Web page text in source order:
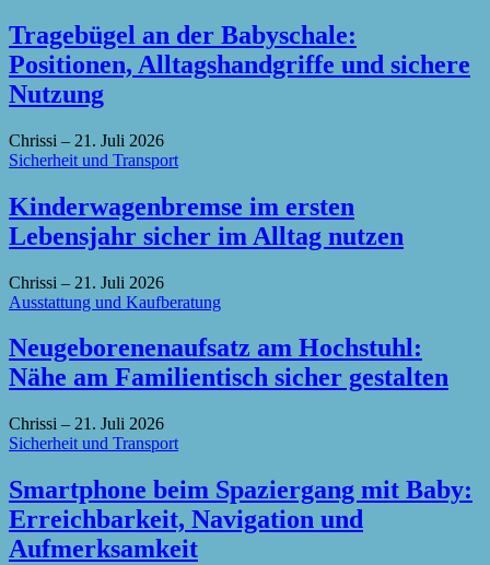
Tragebügel an der Babyschale:
Positionen, Alltagshandgriffe und sichere
Nutzung
Chrissi – 21. Juli 2026
Sicherheit und Transport
Kinderwagenbremse im ersten
Lebensjahr sicher im Alltag nutzen
Chrissi – 21. Juli 2026
Ausstattung und Kaufberatung
Neugeborenenaufsatz am Hochstuhl:
Nähe am Familientisch sicher gestalten
Chrissi – 21. Juli 2026
Sicherheit und Transport
Smartphone beim Spaziergang mit Baby:
Erreichbarkeit, Navigation und
Aufmerksamkeit